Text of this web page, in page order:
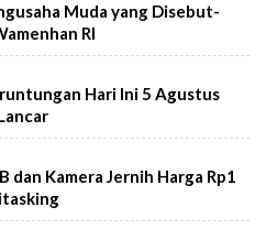
Muda yang Disebut-
RI
Hari Ini 5 Agustus
dan Kamera Jernih Harga Rp1